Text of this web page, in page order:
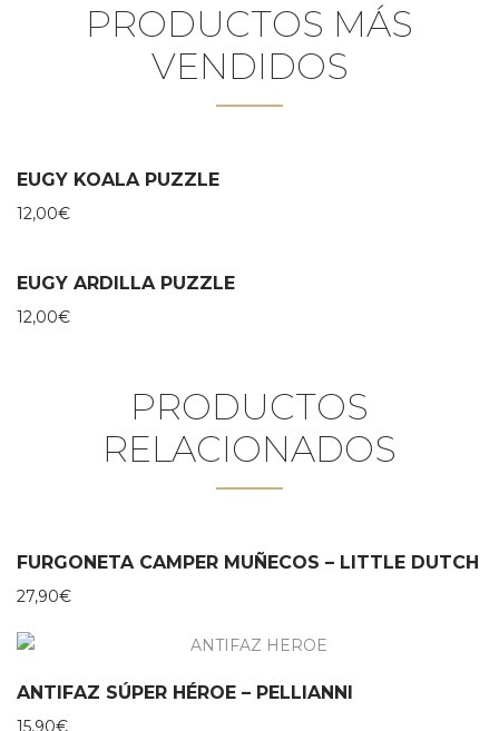
PRODUCTOS MÁS
VENDIDOS
EUGY KOALA PUZZLE
12,00€
EUGY ARDILLA PUZZLE
12,00€
PRODUCTOS
RELACIONADOS
FURGONETA CAMPER MUÑECOS – LITTLE DUTCH
27,90€
ANTIFAZ SÚPER HÉROE – PELLIANNI
15,90€